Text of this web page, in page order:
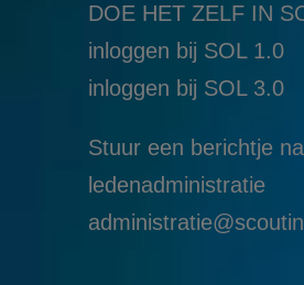
DOE HET ZELF IN
inloggen bij SOL 1.0
inloggen bij SOL 3.0
Stuur een berichtje
ledenadministratie